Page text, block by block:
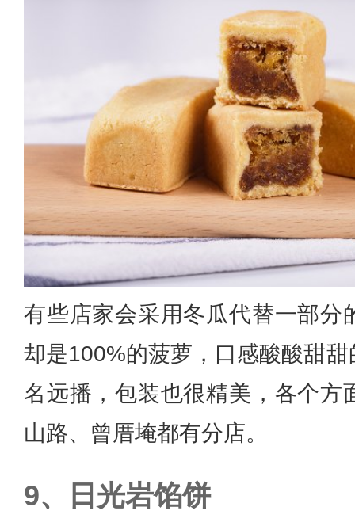
有些店家会采用冬瓜代替一部分
却是100%的菠萝，口感酸酸甜
名远播，包装也很精美，各个方
山路、曾厝埯都有分店。
日光岩馅饼